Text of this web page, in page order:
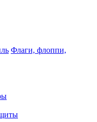
Флаги, флоппи,